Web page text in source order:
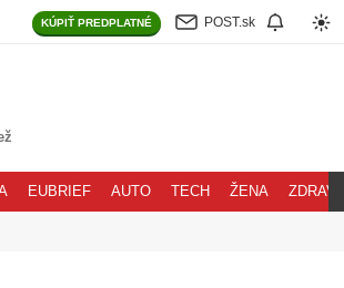
KÚPIŤ PREDPLATNÉ POST.sk
EUBRIEF AUTO TECH ŽENA ZDRAVIE